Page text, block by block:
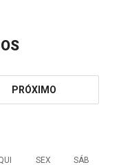
PRÓXIMO
SEX SÁB